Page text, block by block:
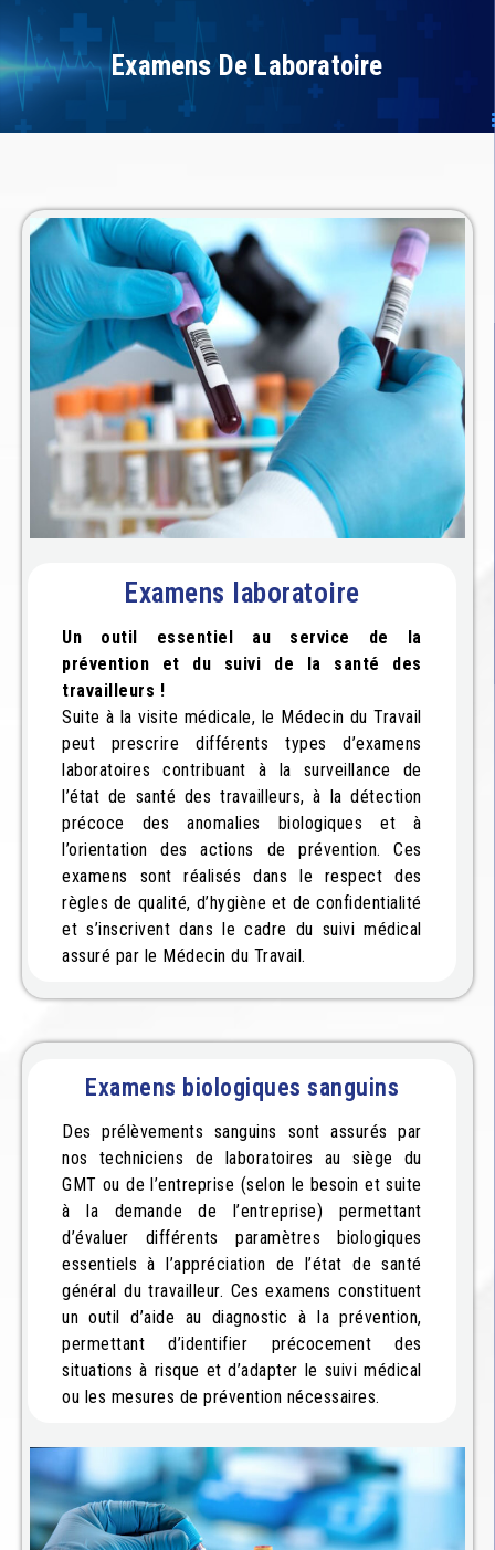
Examens De Laboratoire
Examens laboratoire
Un outil essentiel au service de la
prévention et du suivi de la santé des
travailleurs !
Suite à la visite médicale, le Médecin du Travail
peut prescrire différents types d’examens
laboratoires contribuant à la surveillance de
l’état de santé des travailleurs, à la détection
précoce des anomalies biologiques et à
l’orientation des actions de prévention. Ces
examens sont réalisés dans le respect des
règles de qualité, d’hygiène et de confidentialité
et s’inscrivent dans le cadre du suivi médical
assuré par le Médecin du Travail.
Examens biologiques sanguins
Des prélèvements sanguins sont assurés par
nos techniciens de laboratoires au siège du
GMT ou de l’entreprise (selon le besoin et suite
à la demande de l’entreprise) permettant
d’évaluer différents paramètres biologiques
essentiels à l’appréciation de l’état de santé
général du travailleur. Ces examens constituent
un outil d’aide au diagnostic à la prévention,
permettant d’identifier précocement des
situations à risque et d’adapter le suivi médical
ou les mesures de prévention nécessaires.